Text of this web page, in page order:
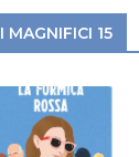
I MAGNIFICI 15